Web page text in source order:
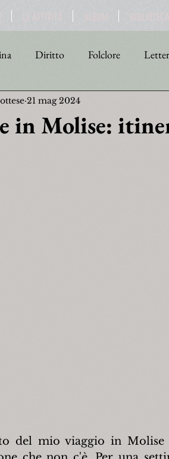
Diritto Folclore
Religione
in Molise:
21 mag 2024
del mio viaggio in